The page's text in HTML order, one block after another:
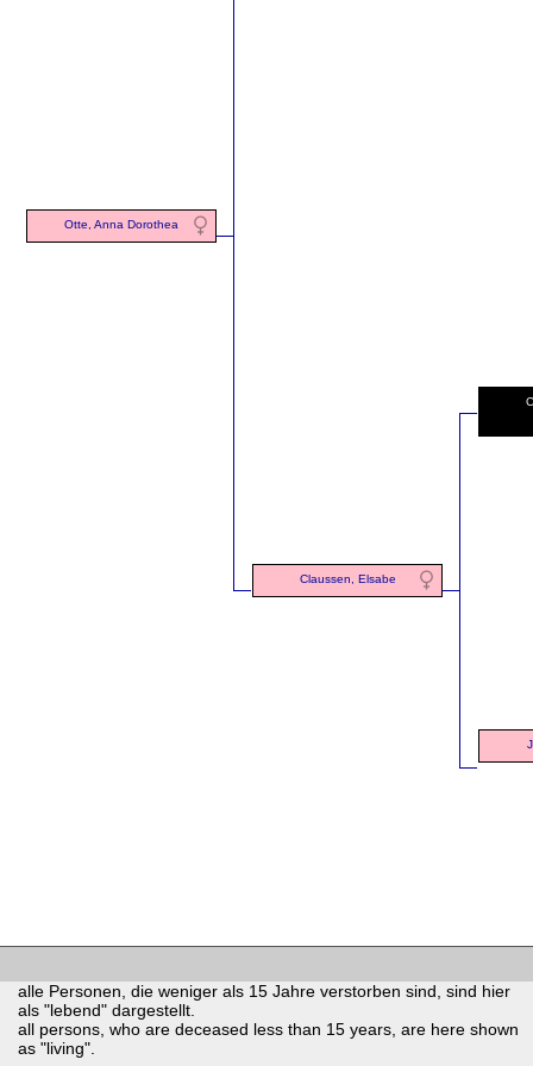
Otte, Anna Dorothea
Claussen, Elsabe
alle Personen, die weniger als 15 Jahre verstorben sind, sind hier
als "lebend" dargestellt.
all persons, who are deceased less than 15 years, are here shown
as "living".